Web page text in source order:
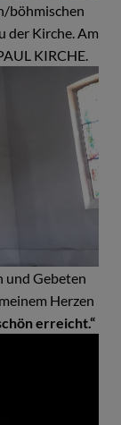
böhmischen
der Kirche. Am
KIRCHE.
und Gebeten
Herzen
erreicht.“